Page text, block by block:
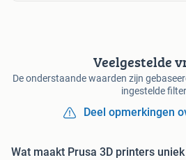
Veelgestelde
De onderstaande waarden zijn
ingestelde
Deel opmerkingen
Wat maakt Prusa 3D printers